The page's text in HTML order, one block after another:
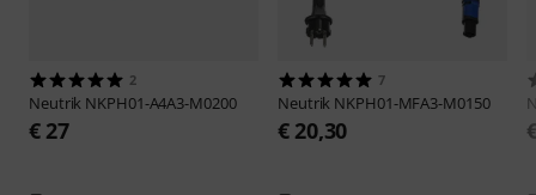
2
Neutrik NKPH01-A4A3-M0200
€ 27
7
Neutrik NKPH01-MFA3-M0150
€ 20,30